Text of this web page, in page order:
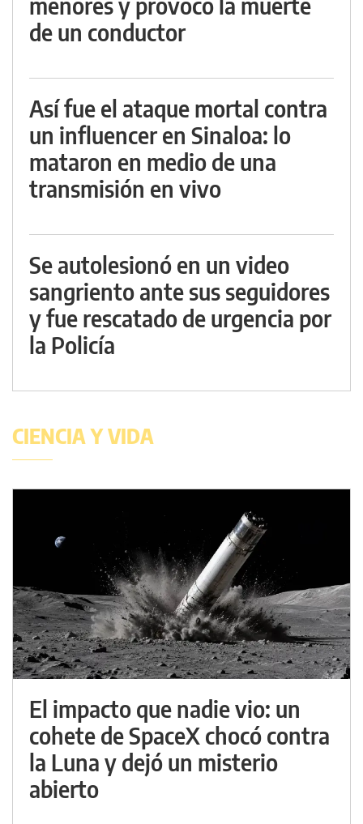
de un conductor
Así fue el ataque mortal contra
un influencer en Sinaloa: lo
mataron en medio de una
transmisión en vivo
Se autolesionó en un video
sangriento ante sus seguidores
y fue rescatado de urgencia por
la Policía
CIENCIA Y VIDA
El impacto que nadie vio: un
cohete de SpaceX chocó contra
la Luna y dejó un misterio
abierto